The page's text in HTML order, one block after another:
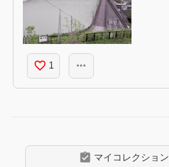
favorite_border 1 more_horiz
assignment_turned_in マイコレクション